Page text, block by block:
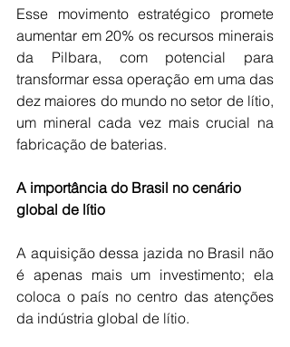
Esse movimento estratégico promete
aumentar em 20% os recursos minerais
da Pilbara, com potencial para
transformar essa operação em uma das
dez maiores do mundo no setor de lítio,
um mineral cada vez mais crucial na
fabricação de baterias.
A importância do Brasil no cenário
global de lítio
A aquisição dessa jazida no Brasil não
é apenas mais um investimento; ela
coloca o país no centro das atenções
da indústria global de lítio.